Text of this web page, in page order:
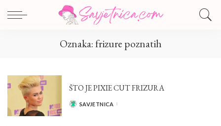
Oznaka:frizure poznatih
ŠTO JE PIXIE CUT FRIZURA
POSTED
SAVJETNICA